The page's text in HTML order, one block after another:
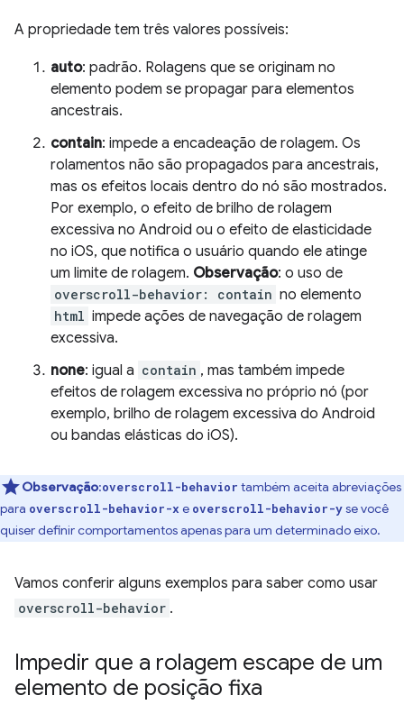
A propriedade tem três valores possíveis:
auto: padrão. Rolagens que se originam no
elemento podem se propagar para elementos
ancestrais.
contain: impede a encadeação de rolagem. Os
rolamentos não são propagados para ancestrais,
mas os efeitos locais dentro do nó são mostrados.
Por exemplo, o efeito de brilho de rolagem
excessiva no Android ou o efeito de elasticidade
no iOS, que notifica o usuário quando ele atinge
um limite de rolagem. Observação: o uso de
overscroll-behavior: contain no elemento
html impede ações de navegação de rolagem
excessiva.
none: igual a contain , mas também impede
efeitos de rolagem excessiva no próprio nó (por
exemplo, brilho de rolagem excessiva do Android
ou bandas elásticas do iOS).
Observação:overscroll-behavior também aceita abreviações
para overscroll-behavior-x e overscroll-behavior-yse você
quiser definir comportamentos apenas para um determinado eixo.
Vamos conferir alguns exemplos para saber como usar
overscroll-behavior .
Impedir que a rolagem escape de um
elemento de posição fixa